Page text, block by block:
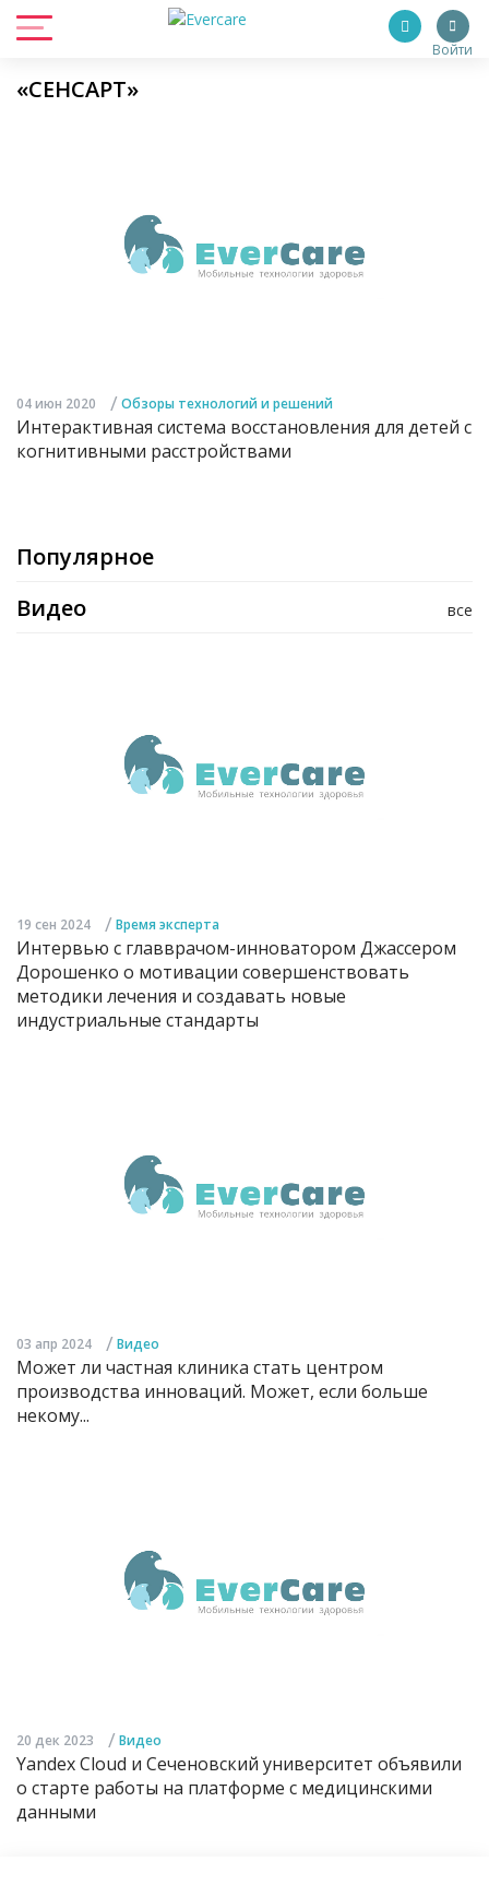
Войти
«СЕНСАРТ»
04 июн 2020 / Обзоры технологий и решений
Интерактивная система восстановления для детей с
когнитивными расстройствами
Популярное
все
Видео
19 сен 2024 / Время эксперта
Интервью с главврачом-инноватором Джассером
Дорошенко о мотивации совершенствовать
методики лечения и создавать новые
индустриальные стандарты
03 апр 2024 / Видео
Может ли частная клиника стать центром
производства инноваций. Может, если больше
некому...
20 дек 2023 / Видео
Yandex Cloud и Сеченовский университет объявили
о старте работы на платформе с медицинскими
данными